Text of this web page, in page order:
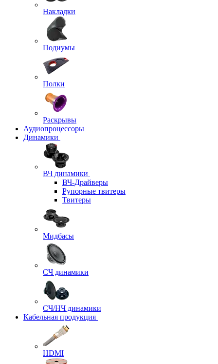
Накладки
Подиумы
Полки
Раскрывы
Аудиопроцессоры
Динамики
ВЧ динамики
ВЧ-Драйверы
Рупорные твитеры
Твитеры
Мидбасы
СЧ динамики
СЧ/НЧ динамики
Кабельная продукция
HDMI